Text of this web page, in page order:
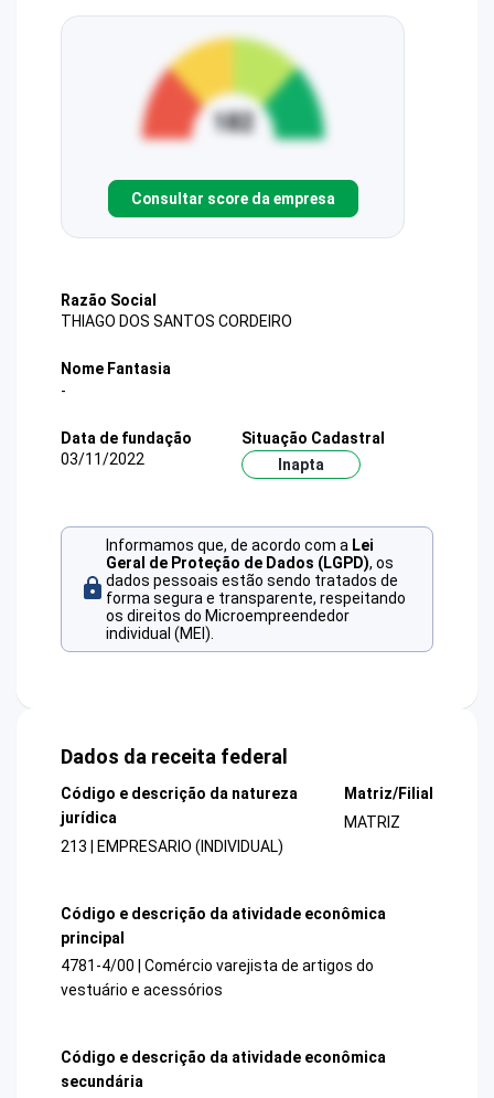
Consultar score da empresa
Razão Social
THIAGO DOS SANTOS CORDEIRO
Nome Fantasia
-
Data de fundação
03/11/2022
Situação Cadastral
Inapta
Informamos que, de acordo com a Lei
Geral de Proteção de Dados (LGPD), os
dados pessoais estão sendo tratados de
forma segura e transparente, respeitando
os direitos do Microempreendedor
individual (MEI).
Dados da receita federal
Código e descrição da natureza
jurídica
213 | EMPRESARIO (INDIVIDUAL)
Matriz/Filial
MATRIZ
Código e descrição da atividade econômica
principal
4781-4/00 | Comércio varejista de artigos do
vestuário e acessórios
Código e descrição da atividade econômica
secundária